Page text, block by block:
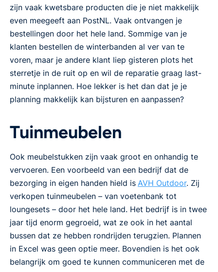
zijn vaak kwetsbare producten die je niet makkelijk
even meegeeft aan PostNL. Vaak ontvangen je
bestellingen door het hele land. Sommige van je
klanten bestellen de winterbanden al ver van te
voren, maar je andere klant liep gisteren plots het
sterretje in de ruit op en wil de reparatie graag last-
minute inplannen. Hoe lekker is het dan dat je je
planning makkelijk kan bijsturen en aanpassen?
Tuinmeubelen
Ook meubelstukken zijn vaak groot en onhandig te
vervoeren. Een voorbeeld van een bedrijf dat de
bezorging in eigen handen hield is AVH Outdoor. Zij
verkopen tuinmeubelen – van voetenbank tot
loungesets – door het hele land. Het bedrijf is in twee
jaar tijd enorm gegroeid, wat ze ook in het aantal
bussen dat ze hebben rondrijden terugzien. Plannen
in Excel was geen optie meer. Bovendien is het ook
belangrijk om goed te kunnen communiceren met de